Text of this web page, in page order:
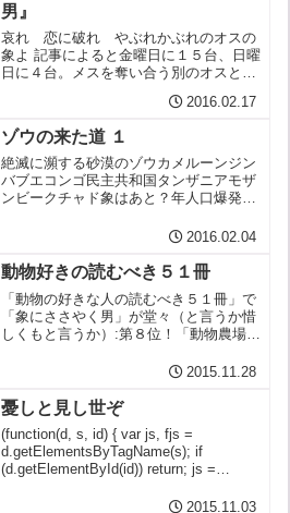
男』
哀れ 恋に破れ やぶれかぶれのオスの
象よ 記事によると金曜日に１５台、日曜
日に４台。メスを奪い合う別のオスとの
には野生の象が２５０頭足らずだそう
だ。 しかしアジアゾウだからか、けっこ
う大人しいな...とい...
2016.02.17
ゾウの来た道 １
絶滅に瀕する砂漠のゾウカメルーンジン
バブエコンゴ民主共和国タンザニアモザ
ンビークチャド象はあと？年人口爆発
＼ m (_ _)...
2016.02.04
動物好きの読むべき５１冊
「動物の好きな人の読むべき５１冊」で
「象にささやく男」が堂々（と言うか惜
しくもと言うか）:第８位！「動物農場」
けているが「野生の呼び声」（ジャッ
ン・メルヴィル）37位「...
2015.11.28
憂しと見し世ぞ
(function(d, s, id) { var js, fjs =
d.getElementsByTagName(s); if
(d.getElementById(id)) return; js =
2015.11.03